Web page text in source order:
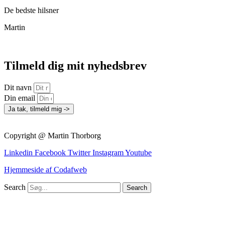
De bedste hilsner
Martin
Tilmeld dig mit nyhedsbrev
Dit navn
Din email
Ja tak, tilmeld mig ->
Copyright @ Martin Thorborg
Linkedin Facebook Twitter InstagramYoutube
Hjemmeside af Codafweb
Search Search